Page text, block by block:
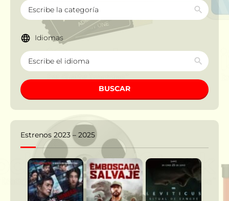
Idiomas
BUSCAR
Estrenos 2023 – 2025